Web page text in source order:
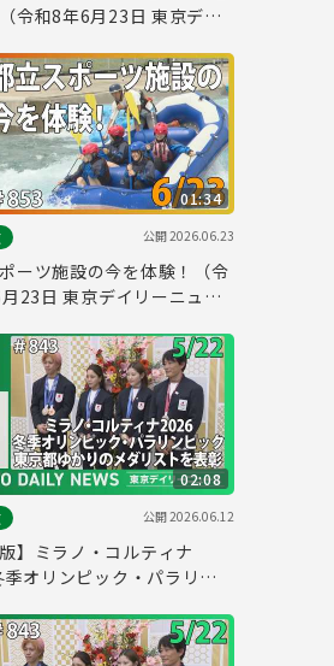
令和8年6月23日 東京デイ
01:34
公開2026.06.23
ーツ施設の今を体験！（令
23日 東京デイリーニュー
02:08
公開2026.06.12
版】ミラノ・コルティナ
オリンピック・パラリン
令和8年5月22日 東京デイリ
ース No.843）